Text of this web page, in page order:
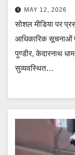
MAY 12, 2026
सोशल मीडिया पर
आधिकारिक सूचनाओं
पुण्डीर, केदारनाथ
सुव्यवस्थित…